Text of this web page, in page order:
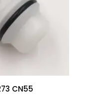
CN55